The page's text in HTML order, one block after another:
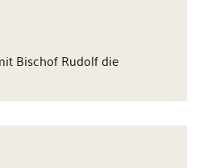
Bischof Rudolf die